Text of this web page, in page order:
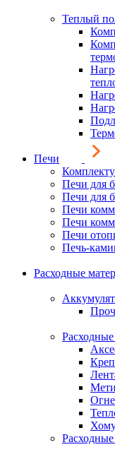
Теплый
Печи
Печи для
Печи для
Печи
Печи
Печи
Печь-
Расходные